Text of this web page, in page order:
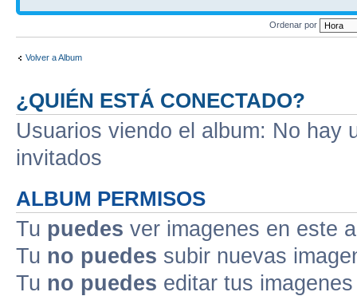
Ordenar por
Volver a Album
¿QUIÉN ESTÁ CONECTADO?
Usuarios viendo el album: No hay
invitados
ALBUM PERMISOS
Tu puedes ver imagenes en este
Tu no puedes subir nuevas
Tu no puedes editar tus